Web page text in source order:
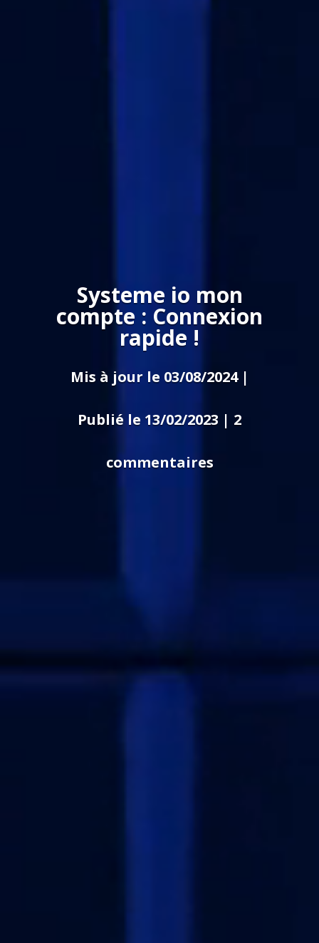
Systeme io mon
compte : Connexion
rapide !
Mis à jour le 03/08/2024 |
Publié le 13/02/2023 | 2
commentaires